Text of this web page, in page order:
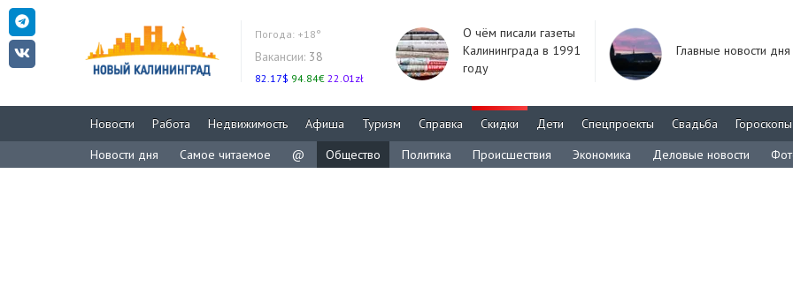
Погода: +18°
Вакансии: 38
82.17$ 94.84€ 22.01zł
О чём писали газеты
Калининграда в 1991
году
Главные новости дня
Новости Работа Недвижимость Афиша Туризм Справка Скидки Дети Спецпроекты Свадьба
Гороскопы
Новости дня
Самое читаемое @ Общество Политика Происшествия Экономика Деловые новости